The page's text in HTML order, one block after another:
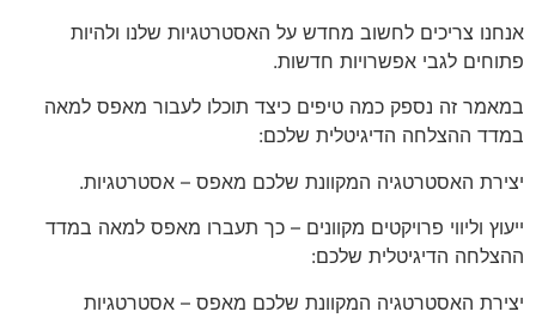
אנחנו צריכים לחשוב מחדש על האסטרטגיות שלנו ולהיות
פתוחים לגבי אפשרויות חדשות.
במאמר זה נספק כמה טיפים כיצד תוכלו לעבור מאפס למאה
במדד ההצלחה הדיגיטלית שלכם:
יצירת האסטרטגיה המקוונת שלכם מאפס – אסטרטגיות.
ייעוץ וליווי פרויקטים מקוונים – כך תעברו מאפס למאה במדד
ההצלחה הדיגיטלית שלכם:
יצירת האסטרטגיה המקוונת שלכם מאפס – אסטרטגיות